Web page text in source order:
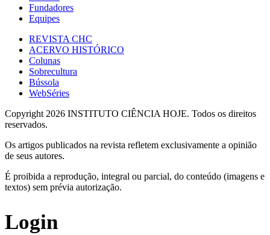
Fundadores
Equipes
REVISTA CHC
ACERVO HISTÓRICO
Colunas
Sobrecultura
Bússola
WebSéries
Copyright 2026 INSTITUTO CIÊNCIA HOJE. Todos os direitos
reservados.
Os artigos publicados na revista refletem exclusivamente a opinião
de seus autores.
É proibida a reprodução, integral ou parcial, do conteúdo (imagens e
textos) sem prévia autorização.
Login